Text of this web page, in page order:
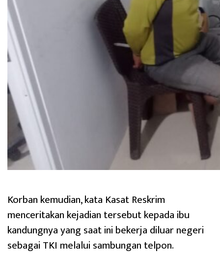
Korban kemudian, kata Kasat Reskrim
menceritakan kejadian tersebut kepada ibu
kandungnya yang saat ini bekerja diluar negeri
sebagai TKI melalui sambungan telpon.